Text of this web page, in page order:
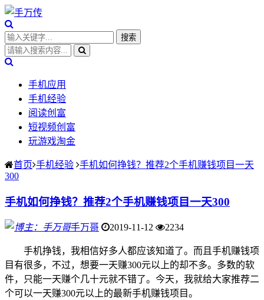
手机应用
手机经验
阅读创富
短视频创富
玩游戏淘金
首页 手机经验 手机如何挣钱？推荐2个手机赚钱项目一天
300
手机如何挣钱？推荐2个手机赚钱项目一天300
手万哥 2019-11-12 2234
手机挣钱，我相信好多人都应该知道了。而且手机赚钱项
目有很多，不过，想要一天赚300元以上的却不多。多数的软
件，只能一天赚个几十元就不错了。今天，我就给大家推荐二
个可以一天赚300元以上的最新手机赚钱项目。